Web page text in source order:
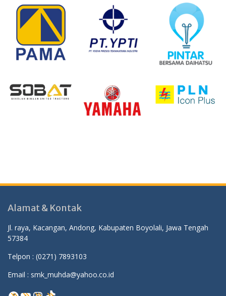
Alamat & Kontak
Jl. raya, Kacangan, Andong, Kabupaten Boyolali, Jawa Tengah
57384
Telpon : (0271) 7893103
Email : smk_muhda@yahoo.co.id